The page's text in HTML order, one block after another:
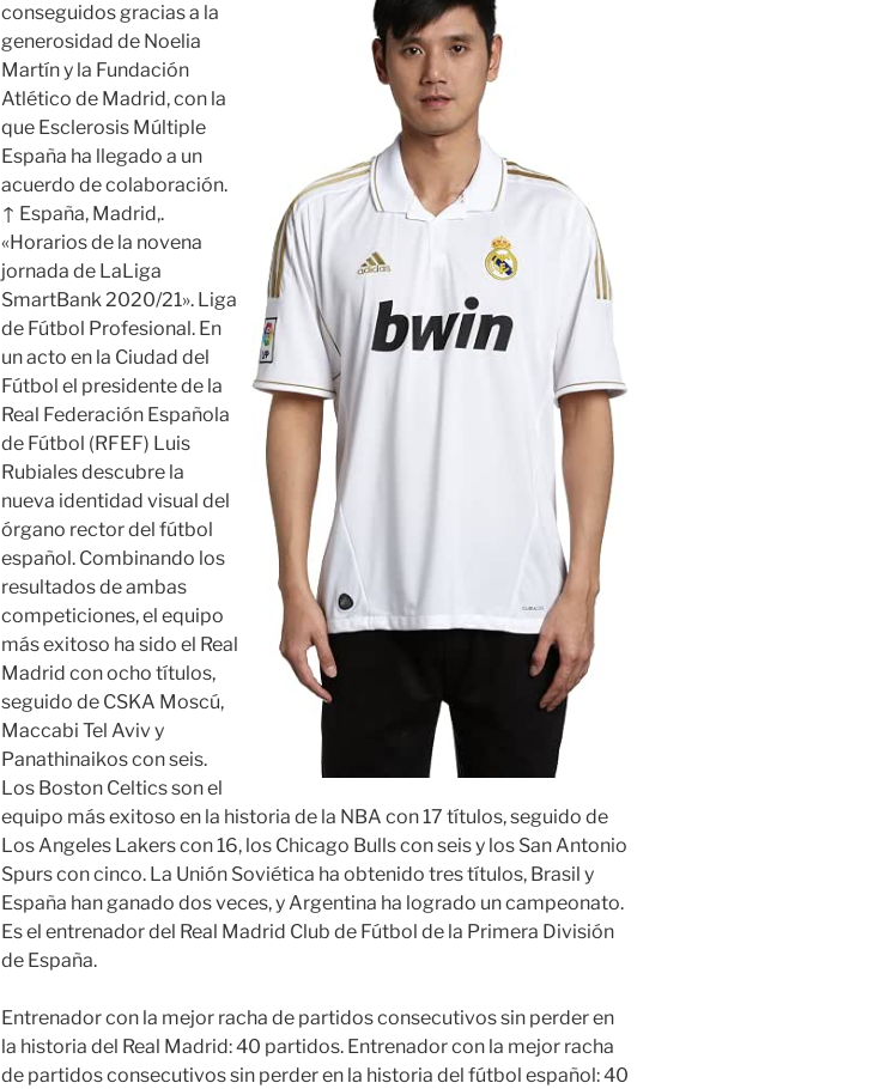
conseguidos gracias a la
generosidad de Noelia
Martín y la Fundación
Atlético de Madrid, con la
que Esclerosis Múltiple
España ha llegado a un
acuerdo de colaboración.
↑ España, Madrid,.
«Horarios de la novena
jornada de LaLiga
SmartBank 2020/21». Liga
de Fútbol Profesional. En
un acto en la Ciudad del
Fútbol el presidente de la
Real Federación Española
de Fútbol (RFEF) Luis
Rubiales descubre la
nueva identidad visual del
órgano rector del fútbol
español. Combinando los
resultados de ambas
competiciones, el equipo
más exitoso ha sido el Real
Madrid con ocho títulos,
seguido de CSKA Moscú,
Maccabi Tel Aviv y
Panathinaikos con seis.
Los Boston Celtics son el
equipo más exitoso en la historia de la NBA con 17 títulos, seguido de
Los Angeles Lakers con 16, los Chicago Bulls con seis y los San Antonio
Spurs con cinco. La Unión Soviética ha obtenido tres títulos, Brasil y
España han ganado dos veces, y Argentina ha logrado un campeonato.
Es el entrenador del Real Madrid Club de Fútbol de la Primera División
de España.
Entrenador con la mejor racha de partidos consecutivos sin perder en
la historia del Real Madrid: 40 partidos. Entrenador con la mejor racha
de partidos consecutivos sin perder en la historia del fútbol español: 40